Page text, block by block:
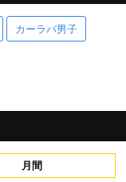
カーラバ男子
月間